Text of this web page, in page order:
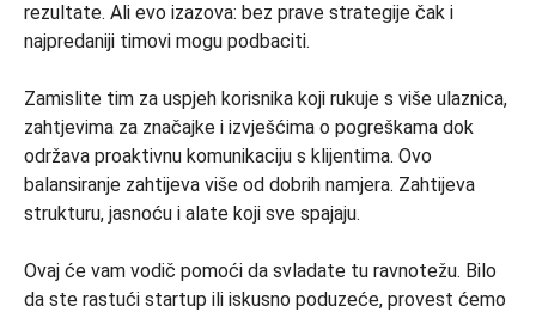
rezultate. Ali evo izazova: bez prave strategije čak i
najpredaniji timovi mogu podbaciti.
Zamislite tim za uspjeh korisnika koji rukuje s više ulaznica,
zahtjevima za značajke i izvješćima o pogreškama dok
održava proaktivnu komunikaciju s klijentima. Ovo
balansiranje zahtijeva više od dobrih namjera. Zahtijeva
strukturu, jasnoću i alate koji sve spajaju.
Ovaj će vam vodič pomoći da svladate tu ravnotežu. Bilo
da ste rastući startup ili iskusno poduzeće, provest ćemo